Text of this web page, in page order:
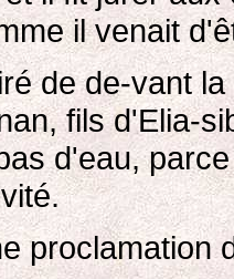
il venait
de de-vant
fils d'Elia-
d'eau,
proclamation